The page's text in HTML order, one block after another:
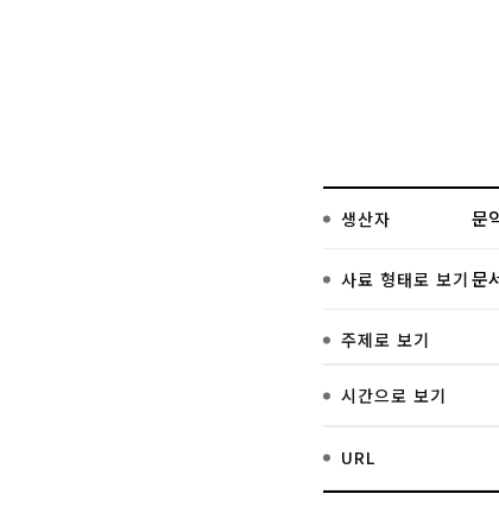
생산자 문
사료 형태로 보기 문
주제로 보기
시간으로 보기
URL